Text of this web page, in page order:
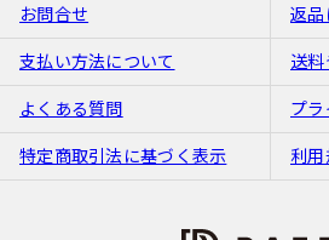
お問合せ 返品
支払い方法について 送料
よくある質問 プ
特定商取引法に基づく表示 利